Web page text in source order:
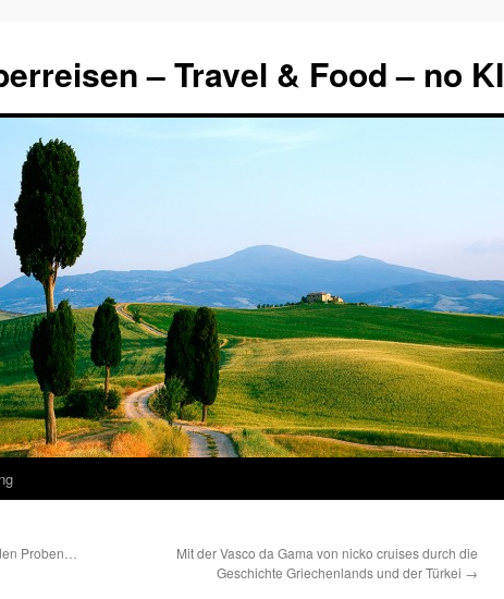
– Travel & Food – no KI
Proben…
Mit der Vasco da Gama von nicko cruises durch die
Geschichte Griechenlands und der Türkei →